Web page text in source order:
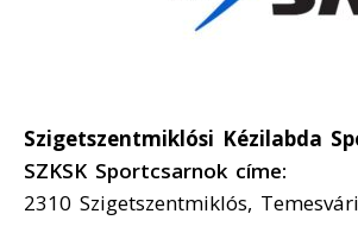
Szigetszentmiklósi Kézilabda
SZKSK Sportcsarnok címe:
2310 Szigetszentmiklós,